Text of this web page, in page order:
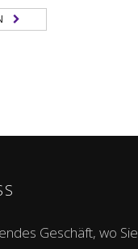
Geschäft, wo Sie